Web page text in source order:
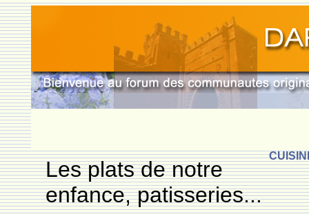
Les plats de notre
enfance, patisseries...